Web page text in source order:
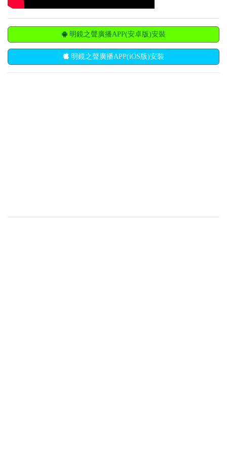
明鏡之聲廣播APP(安卓版)安裝
明鏡之聲廣播APP(iOS版)安裝